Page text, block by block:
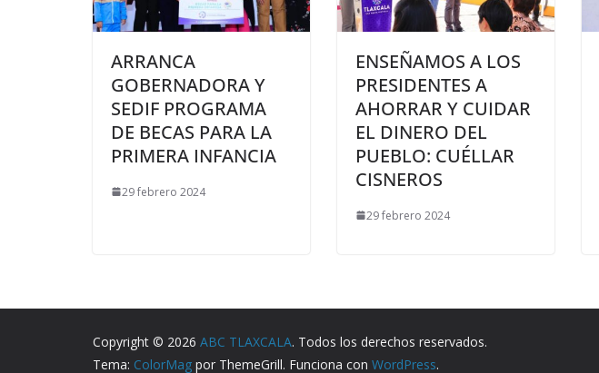
ARRANCA
GOBERNADORA Y
SEDIF PROGRAMA
DE BECAS PARA LA
PRIMERA INFANCIA
29 febrero 2024
ENSEÑAMOS A LOS
PRESIDENTES A
AHORRAR Y CUIDAR
EL DINERO DEL
PUEBLO: CUÉLLAR
CISNEROS
29 febrero 2024
Copyright © 2026 ABC TLAXCALA. Todos los derechos reservados.
Tema: ColorMag por ThemeGrill. Funciona con WordPress.